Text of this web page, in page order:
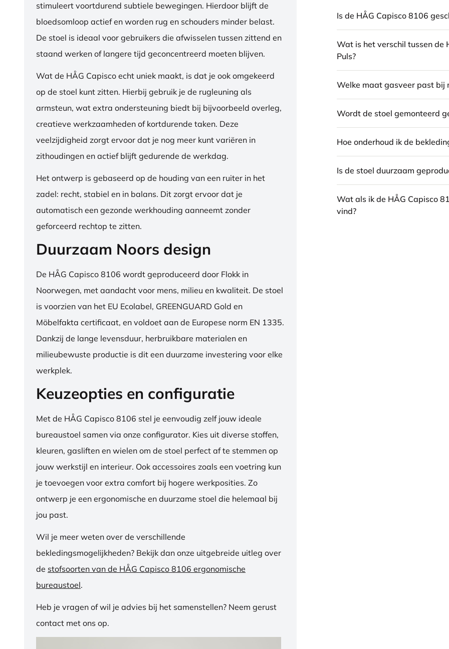
stimuleert voortdurend subtiele bewegingen. Hierdoor blijft de
bloedsomloop actief en worden rug en schouders minder belast.
De stoel is ideaal voor gebruikers die afwisselen tussen zittend en
staand werken of langere tijd geconcentreerd moeten blijven.
Wat de HÅG Capisco echt uniek maakt, is dat je ook omgekeerd
op de stoel kunt zitten. Hierbij gebruik je de rugleuning als
armsteun, wat extra ondersteuning biedt bij bijvoorbeeld overleg,
creatieve werkzaamheden of kortdurende taken. Deze
veelzijdigheid zorgt ervoor dat je nog meer kunt variëren in
zithoudingen en actief blijft gedurende de werkdag.
Het ontwerp is gebaseerd op de houding van een ruiter in het
zadel: recht, stabiel en in balans. Dit zorgt ervoor dat je
automatisch een gezonde werkhouding aanneemt zonder
geforceerd rechtop te zitten.
Duurzaam Noors design
De HÅG Capisco 8106 wordt geproduceerd door Flokk in
Noorwegen, met aandacht voor mens, milieu en kwaliteit. De stoel
is voorzien van het EU Ecolabel, GREENGUARD Gold en
Möbelfakta certificaat, en voldoet aan de Europese norm EN 1335.
Dankzij de lange levensduur, herbruikbare materialen en
milieubewuste productie is dit een duurzame investering voor elke
werkplek.
Keuzeopties en configuratie
Met de HÅG Capisco 8106 stel je eenvoudig zelf jouw ideale
bureaustoel samen via onze configurator. Kies uit diverse stoffen,
kleuren, gasliften en wielen om de stoel perfect af te stemmen op
jouw werkstijl en interieur. Ook accessoires zoals een voetring kun
je toevoegen voor extra comfort bij hogere werkposities. Zo
ontwerp je een ergonomische en duurzame stoel die helemaal bij
jou past.
Wil je meer weten over de verschillende
bekledingsmogelijkheden? Bekijk dan onze uitgebreide uitleg over
de stofsoorten van de HÅG Capisco 8106 ergonomische
bureaustoel.
Heb je vragen of wil je advies bij het samenstellen? Neem gerust
contact met ons op.
Is de HÅG Capisco 8106
Wat is het verschil tussen de
Puls?
Welke maat gasveer past bij
Wordt de stoel gemonteerd
Hoe onderhoud ik de
Is de stoel duurzaam
Wat als ik de HÅG Capisco
vind?